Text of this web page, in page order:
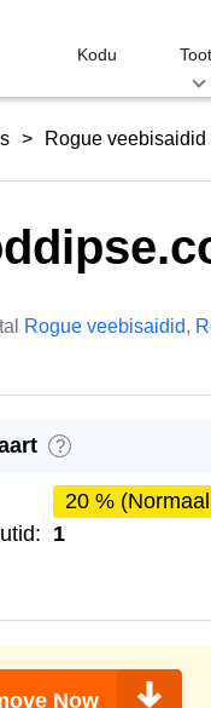
Kodu
Rogue veebisaidid
Rogue veebisaidid,
?
20 %
1
Now